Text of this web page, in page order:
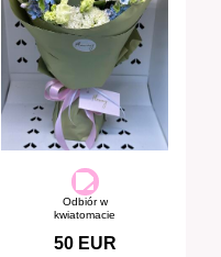
Odbiór w
kwiatomacie
50 EUR